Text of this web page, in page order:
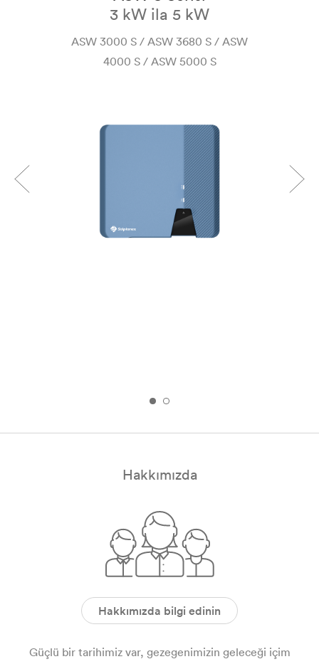
3 kW ila 5 kW
ASW 3000 S / ASW 3680 S / ASW
4000 S / ASW 5000 S
Hakkımızda
Hakkımızda bilgi edinin
Güçlü bir tarihimiz var, gezegenimizin geleceği içim